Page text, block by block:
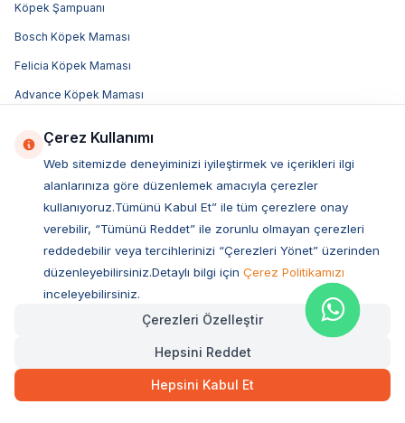
Köpek Şampuanı
Bosch Köpek Maması
Felicia Köpek Maması
Advance Köpek Maması
Obivan Köpek Maması
Bozita Köpek Maması
Acana Köpek Maması
Royal Canin Köpek Maması
Hill's Köpek Maması
Pro Plan Köpek Maması
Royal Canin
Çerez Kullanımı
Web sitemizde deneyiminizi iyileştirmek ve içerikleri ilgi
alanlarınıza göre düzenlemek amacıyla çerezler
kullanıyoruz.Tümünü Kabul Et” ile tüm çerezlere onay
verebilir, “Tümünü Reddet” ile zorunlu olmayan çerezleri
reddedebilir veya tercihlerinizi “Çerezleri Yönet” üzerinden
düzenleyebilirsiniz.Detaylı bilgi için Çerez Politikamızı
inceleyebilirsiniz.
Çerezleri Özelleştir
Hepsini Reddet
Hepsini Kabul Et